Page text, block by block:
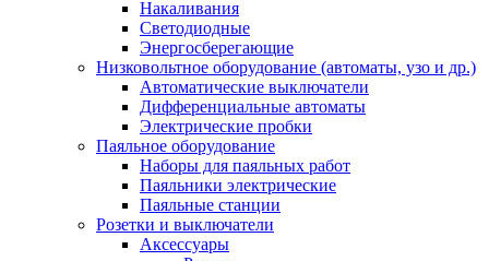
Накаливания
Светодиодные
Энергосберегающие
Низковольтное оборудование (автоматы, узо и др.)
Автоматические выключатели
Дифференциальные автоматы
Электрические пробки
Паяльное оборудование
Наборы для паяльных работ
Паяльники электрические
Паяльные станции
Розетки и выключатели
Аксессуары